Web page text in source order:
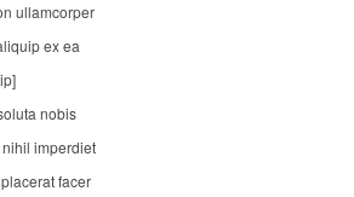
ullamcorper
ex ea
nobis
imperdiet
facer